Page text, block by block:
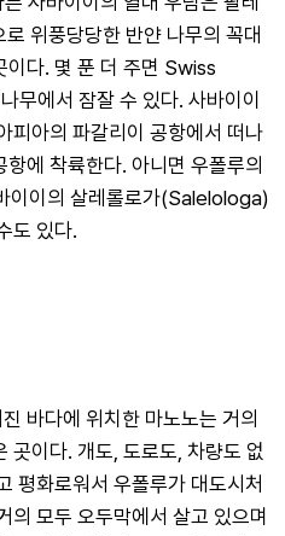
위풍당당한 반얀 나무의 꼭대
이다. 몇 푼 더 주면 Swiss
무에서 잠잘 수 있다. 사바이이
피아의 파갈리이 공항에서 떠나
에 착륙한다. 아니면 우폴루의
이이의 살레롤로가(Salelologa)
도 있다.
바다에 위치한 마노노는 거의
곳이다. 개도, 도로도, 차량도 없
평화로워서 우폴루가 대도시처
의 모두 오두막에서 살고 있으며